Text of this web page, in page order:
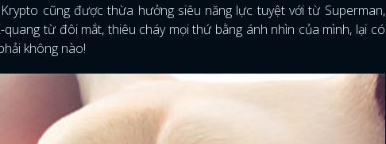
ĐĂNG NHẬP
cũng được thừa hưởng siêu năng lực tuyệt với từ Superman,
từ đôi mắt, thiêu cháy mọi thứ bằng ánh nhìn của mình, lại có
không nào!